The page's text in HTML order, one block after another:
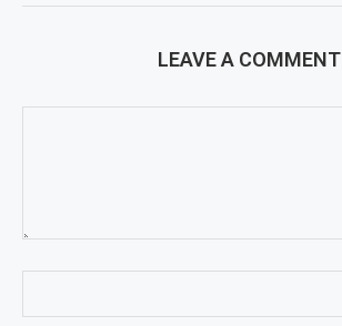
LEAVE A COMMENT